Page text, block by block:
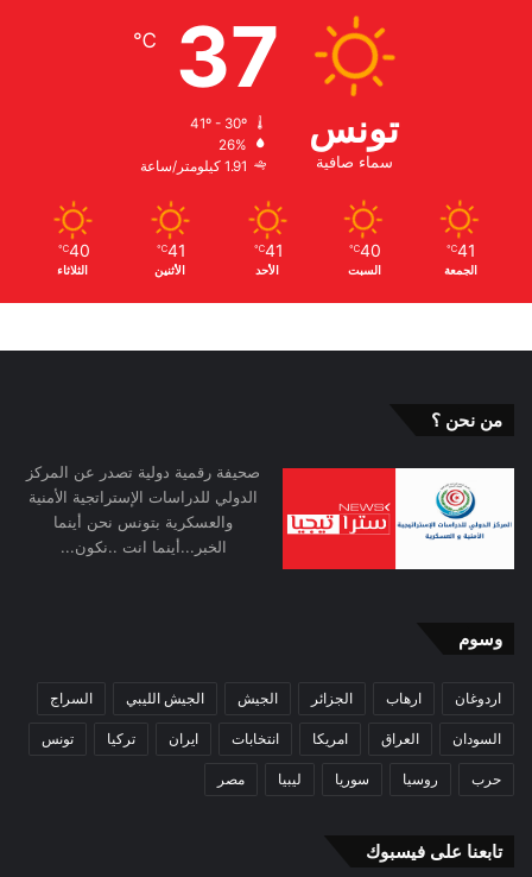
تونس
سماء صافية
37
℃
26%
1.91 كيلومتر/ساعة
41
℃
الجمعة
40
℃
السبت
41
℃
الأحد
41
℃
الأثنين
40
℃
الثلاثاء
من نحن ؟
صحيفة رقمية دولية تصدر عن المركز
الدولي للدراسات الإستراتجية الأمنية
والعسكرية بتونس نحن أينما
الخبر...أينما انت ..نكون...
وسوم
اردوغان ارهاب الجزائر الجيش الجيش الليبي السراج
السودان العراق امريكا انتخابات ايران تركيا تونس
حرب روسيا سوريا ليبيا مصر
تابعنا على فيسبوك